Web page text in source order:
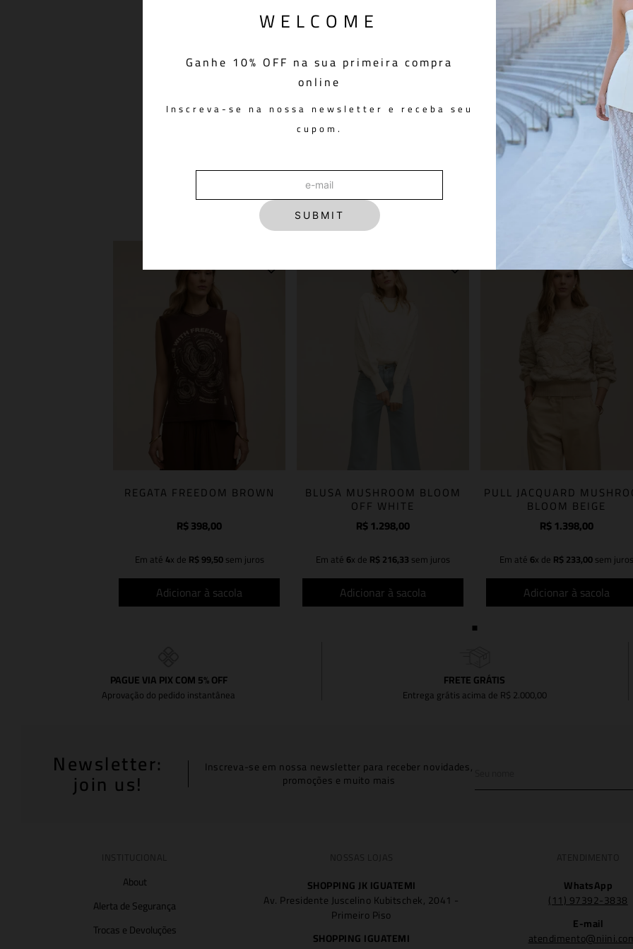
WELCOME
Ganhe 10% OFF na sua primeira compra
online
Inscreva-se na nossa newsletter e receba seu
cupom.
SUBMIT
Moletom Ski Club Brown Calça Charlie Denim Blue
REGATA FREEDOM BROWN
R$398,00
Em até 4x de R$99,50sem juros
Adicionar à sacola
BLUSA MUSHROOM BLOOM
OFF WHITE
R$1.298,00
Em até 6x de R$216,33 sem juros
Adicionar à sacola
PULL JACQUARD
BLOOM BEIGE
R$1.398,00
Em até 6x de R$233,00sem juros
Adicionar à sacola
PAGUE VIA PIX COM 5% OFF
Aprovação do pedido instantânea
FRETE GRÁTIS
Entrega grátis acima de R$ 2.000,00
Newsletter:
join us! Inscreva-se em nossa newsletter para receber novidades,
promoções e muito mais
About
Alerta de Segurança
Trocas e Devoluções
SHOPPING JK IGUATEMI
Av. Presidente Juscelino Kubitschek, 2041 -
Primeiro Piso
SHOPPING IGUATEMI
WhatsApp
(11) 97392-3838
E-mail